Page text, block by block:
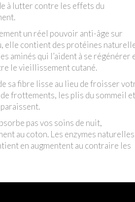
à lutter contre les effets du
un réel pouvoir anti-âge sur
elle contient des protéines
aminés qui l’aident à se régénérer
le vieillissement cutané.
sa fibre lisse au lieu de froisser
de frottements, les plis du sommeil et
pas vos soins de nuit,
au coton. Les enzymes naturelles
en augmentent au contraire les